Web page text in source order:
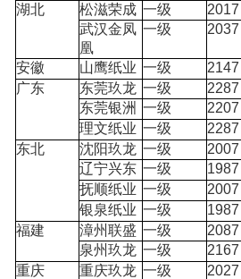
湖北
松滋荣成 一级
2017
武汉金凤
凰
一级 2037
安徽 山鹰纸业 一级
2147
广东
东莞玖龙 一级
2287
东莞银洲 一级
2207
理文纸业 一级
2287
东北
沈阳玖龙 一级
2007
辽宁兴东 一级
1987
抚顺纸业 一级
2007
银泉纸业 一级
1987
福建
漳州联盛 一级
2087
泉州玖龙 一级
2167
重庆
重庆玖龙 一级
2027